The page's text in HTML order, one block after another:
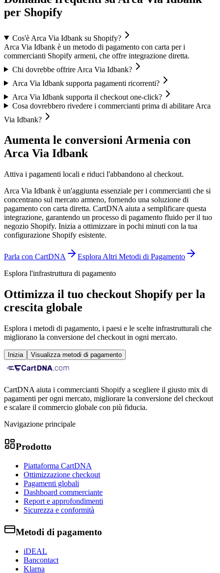
per Shopify
Cos'è Arca Via Idbank su Shopify?
Arca Via Idbank è un metodo di pagamento con carta per i
commercianti Shopify armeni, che offre integrazione diretta.
Chi dovrebbe offrire Arca Via Idbank?
Arca Via Idbank supporta pagamenti ricorrenti?
Arca Via Idbank supporta il checkout one-click?
Cosa dovrebbero rivedere i commercianti prima di abilitare Arca
Via Idbank?
Aumenta le conversioni Armenia con
Arca Via Idbank
Attiva i pagamenti locali e riduci l'abbandono al checkout.
Arca Via Idbank è un'aggiunta essenziale per i commercianti che si
concentrano sul mercato armeno, fornendo una soluzione di
pagamento con carta diretta. CartDNA aiuta a semplificare questa
integrazione, garantendo un processo di pagamento fluido per il tuo
negozio Shopify. Inizia a ottimizzare in pochi minuti con la tua
configurazione Shopify esistente.
Parla con CartDNA
Esplora Altri Metodi di Pagamento
Esplora l'infrastruttura di pagamento
Ottimizza il tuo checkout Shopify per la
crescita globale
Esplora i metodi di pagamento, i paesi e le scelte infrastrutturali che
migliorano la conversione del checkout in ogni mercato.
Inizia Visualizza metodi di pagamento
CartDNA aiuta i commercianti Shopify a scegliere il giusto mix di
pagamenti per ogni mercato, migliorare la conversione del checkout
e scalare il commercio globale con più fiducia.
Navigazione principale
Prodotto
Piattaforma CartDNA
Ottimizzazione checkout
Pagamenti globali
Dashboard commerciante
Report e approfondimenti
Sicurezza e conformità
Metodi di pagamento
iDEAL
Bancontact
Klarna